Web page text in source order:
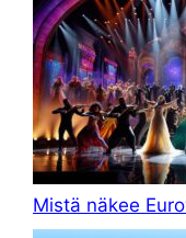
Mistä näkee